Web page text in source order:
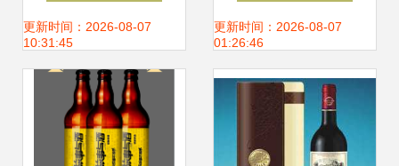
品饮期的科学解读
更新时间：2026-08-07
10:31:45
更新时间：2026-08-07
01:26:46